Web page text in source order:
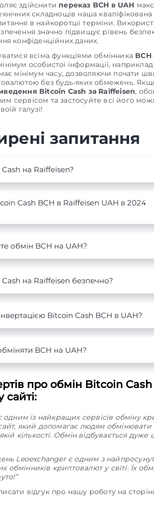
здійснити переказ BCH в UAH
складнощів наша
в найкоротші терміни.
значно підвищує рівень
конфіденційних даних.
всіма функціями обмінника BCH
особистої інформації,
мінімум часу, дозволяючи почати
без будь-яких обмежень.
Bitcoin Cash за Raiffeisen,
сервісом та застосуйте всі його
галузі!
запитання
на Raiffeisen?
Cash BCH в Raiffeisen UAH в 2024
обмін BCH на UAH?
на Raiffeisen безпечно?
Bitcoin Cash BCH в UAH?
BCH на UAH?
про обмін Bitcoin
одним із найкращих сервісів обміну
який допомагає людям
кількості. Обмін відбувається дуже
Leoexchanger є одним з
криптовалют у світі. Їх
відгук про нашу роботу на